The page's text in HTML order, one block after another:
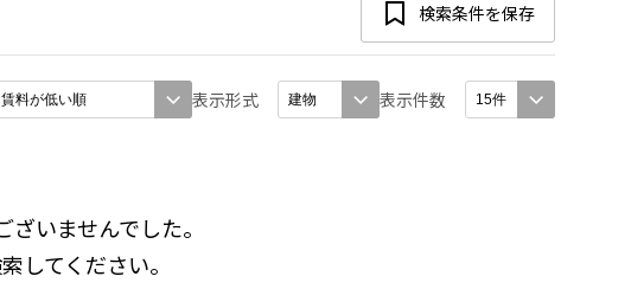
谷区)
検索条件を保存
表示形式 表示件数
いませんでした。
してください。